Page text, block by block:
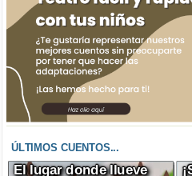
ÚLTIMOS CUENTOS...
El lugar donde llueve